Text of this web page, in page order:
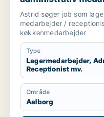
tjener /
Astrid søger job som
medarbejder /
køkkenmedarbejder
Type
Lagermedarbejder,
Receptionist mv.
Område
Aalborg